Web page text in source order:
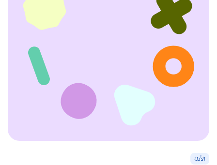
الأدلة